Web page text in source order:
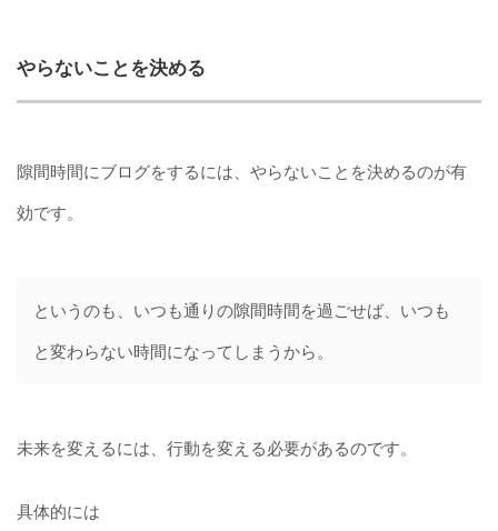
やらないことを決める
隙間時間にブログをするには、やらないことを決めるのが有
効です。
というのも、いつも通りの隙間時間を過ごせば、いつも
と変わらない時間になってしまうから。
未来を変えるには、行動を変える必要があるのです。
具体的には